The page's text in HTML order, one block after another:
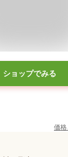
ショップでみる
価格